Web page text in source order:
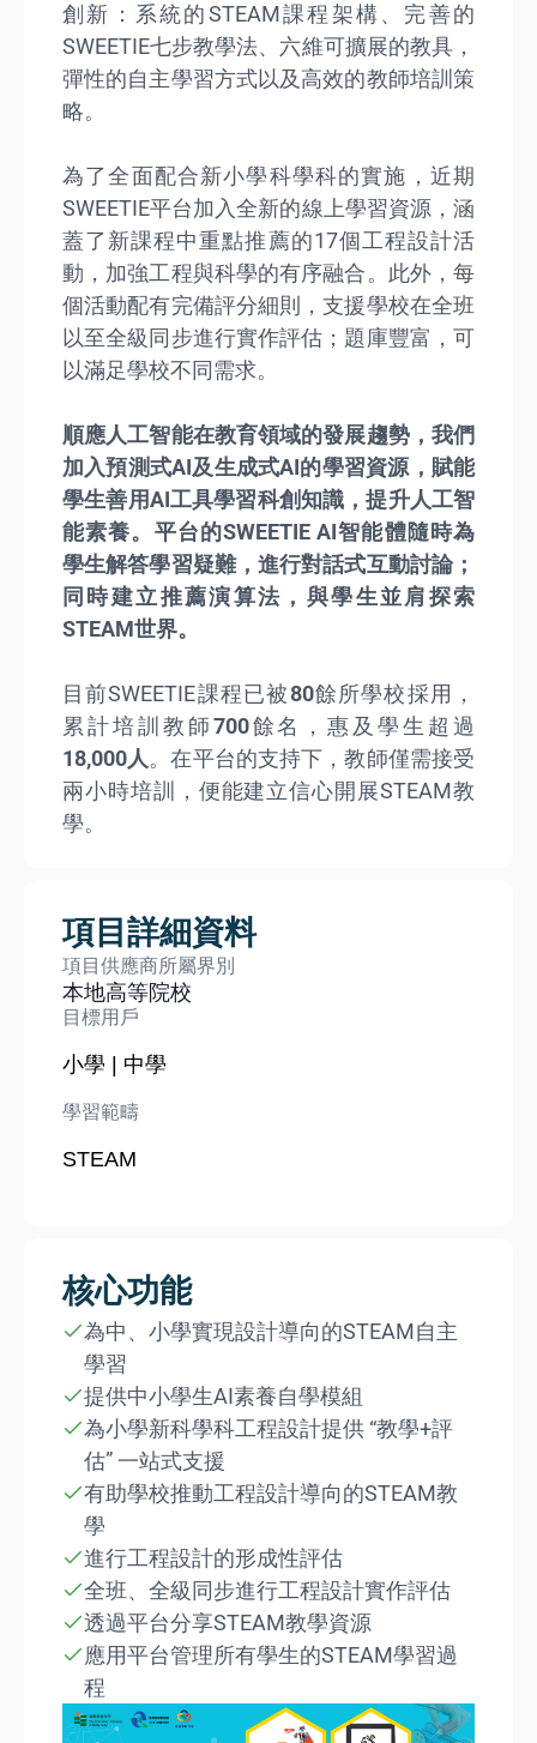
創新：系統的STEAM課程架構、完善的
SWEETIE七步教學法、六維可擴展的教具，
彈性的自主學習方式以及高效的教師培訓策
略。
為了全面配合新小學科學科的實施，近期
SWEETIE平台加入全新的線上學習資源，涵
蓋了新課程中重點推薦的17個工程設計活
動，加強工程與科學的有序融合。此外，每
個活動配有完備評分細則，⽀援學校在全班
以至全級同步進行實作評估；題庫豐富，可
以滿⾜學校不同需求。
順應人工智能在教育領域的發展趨勢，我們
加入預測式AI及生成式AI的學習資源，賦能
學生善用AI工具學習科創知識，提升人工智
能素養。平台的SWEETIE AI智能體隨時為
學生解答學習疑難，進行對話式互動討論；
同時建立推薦演算法，與學生並肩探索
STEAM世界。
目前SWEETIE課程已被80餘所學校採用，
累計培訓教師700餘名，惠及學生超過
18,000人。在平台的支持下，教師僅需接受
兩小時培訓，便能建立信心開展STEAM教
學。
項目詳細資料
項目供應商所屬界別
本地高等院校
目標用戶
小學 | 中學
學習範疇
STEAM
核心功能
為中、小學實現設計導向的STEAM自主
學習
提供中小學生AI素養自學模組
為小學新科學科工程設計提供 “教學+評
估” 一站式支援
有助學校推動工程設計導向的STEAM教
學
進行工程設計的形成性評估
全班、全級同步進行工程設計實作評估
透過平台分享STEAM教學資源
應用平台管理所有學生的STEAM學習過
程